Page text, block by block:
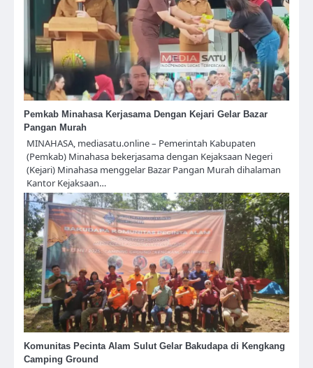
Pemkab Minahasa Kerjasama Dengan Kejari Gelar Bazar
Pangan Murah
MINAHASA, mediasatu.online – Pemerintah Kabupaten
(Pemkab) Minahasa bekerjasama dengan Kejaksaan Negeri
(Kejari) Minahasa menggelar Bazar Pangan Murah dihalaman
Kantor Kejaksaan…
Komunitas Pecinta Alam Sulut Gelar Bakudapa di Kengkang
Camping Ground